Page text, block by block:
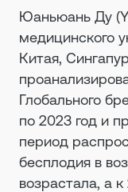
Юаньюань Ду
медицинского
Китая,
Глобального
по 2023 год и
период
бесплодия в
возрастала, а